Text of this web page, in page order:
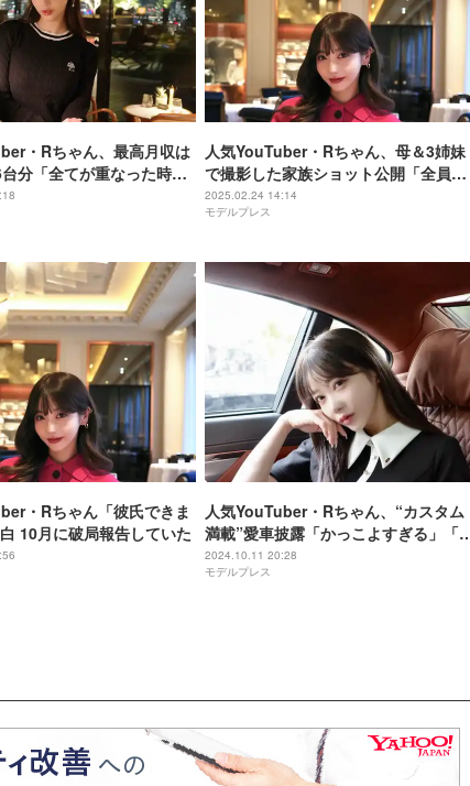
・Rちゃん、最高月収は
分「全てが重なった時な
人気YouTuber・Rちゃん、母＆3姉妹
で撮影した家族ショット公開「全員オ
シャレ」「素敵な写真」と反響続々
2025.02.24 14:14
モデルプレス
・Rちゃん「彼氏できま
10月に破局報告していた
人気YouTuber・Rちゃん、“カスタム
満載”愛車披露「かっこよすぎる」「
手席目線ありがたい」と反響
2024.10.11 20:28
モデルプレス